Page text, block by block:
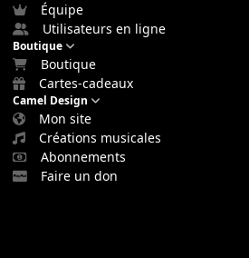
Équipe
Utilisateurs en ligne
Boutique
Boutique
Cartes-cadeaux
Camel Design
Mon site
Créations musicales
Abonnements
Faire un don